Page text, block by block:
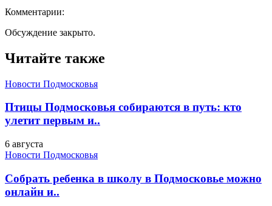
Комментарии:
Обсуждение закрыто.
Читайте также
Новости Подмосковья
Птицы Подмосковья собираются в путь: кто
улетит первым и..
6 августа
Новости Подмосковья
Собрать ребенка в школу в Подмосковье можно
онлайн и..